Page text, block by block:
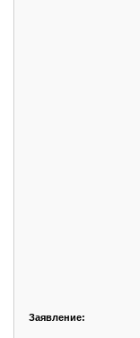
Заявление: